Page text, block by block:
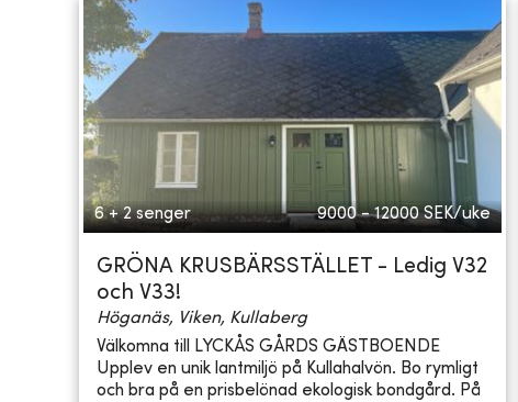
6 + 2 senger 9000 - 12000 SEK/uke
GRÖNA KRUSBÄRSSTÄLLET - Ledig V32
och V33!
Höganäs, Viken, Kullaberg
Välkomna till LYCKÅS GÅRDS GÄSTBOENDE
Upplev en unik lantmiljö på Kullahalvön. Bo rymligt
och bra på en prisbelönad ekologisk bondgård. På